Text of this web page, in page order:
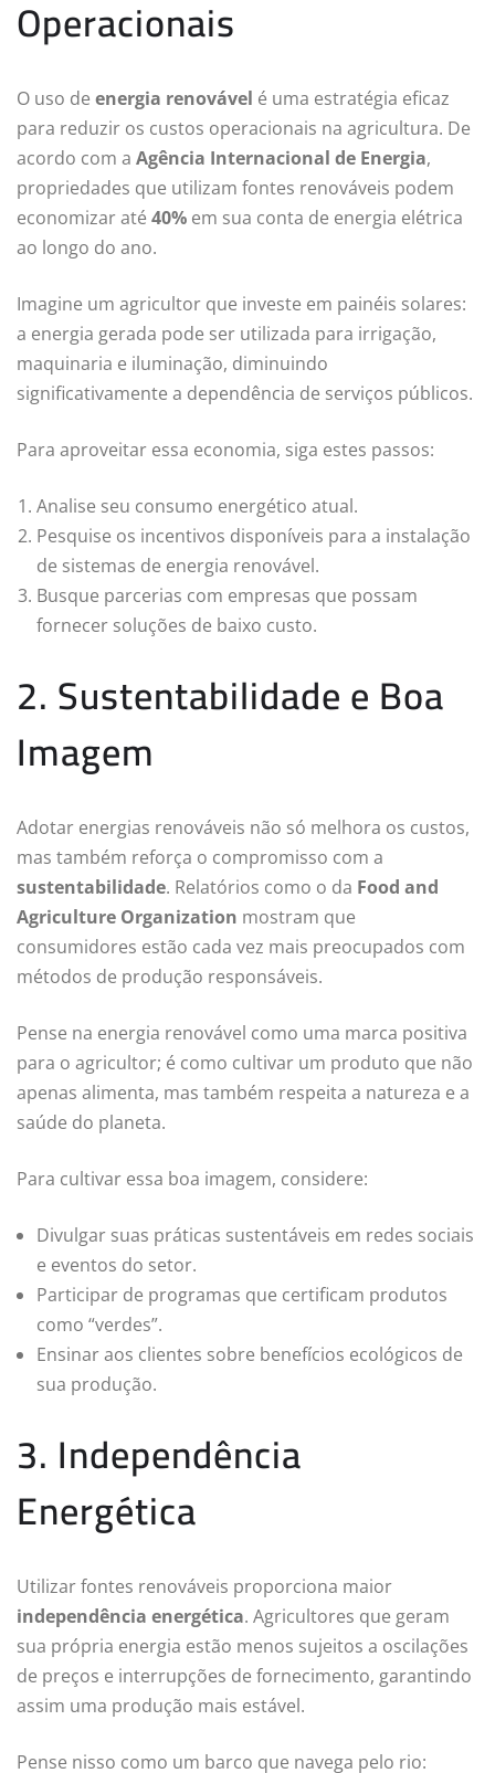
Operacionais
O uso de energia renovável é uma estratégia eficaz
para reduzir os custos operacionais na agricultura. De
acordo com a Agência Internacional de Energia,
propriedades que utilizam fontes renováveis podem
economizar até 40% em sua conta de energia elétrica
ao longo do ano.
Imagine um agricultor que investe em painéis solares:
a energia gerada pode ser utilizada para irrigação,
maquinaria e iluminação, diminuindo
significativamente a dependência de serviços públicos.
Para aproveitar essa economia, siga estes passos:
Analise seu consumo energético atual.
Pesquise os incentivos disponíveis para a instalação
de sistemas de energia renovável.
Busque parcerias com empresas que possam
fornecer soluções de baixo custo.
2. Sustentabilidade e Boa
Imagem
Adotar energias renováveis não só melhora os custos,
mas também reforça o compromisso com a
sustentabilidade. Relatórios como o da Food and
Agriculture Organization mostram que
consumidores estão cada vez mais preocupados com
métodos de produção responsáveis.
Pense na energia renovável como uma marca positiva
para o agricultor; é como cultivar um produto que não
apenas alimenta, mas também respeita a natureza e a
saúde do planeta.
Para cultivar essa boa imagem, considere:
Divulgar suas práticas sustentáveis em redes sociais
e eventos do setor.
Participar de programas que certificam produtos
como “verdes”.
Ensinar aos clientes sobre benefícios ecológicos de
sua produção.
3. Independência
Energética
Utilizar fontes renováveis proporciona maior
independência energética. Agricultores que geram
sua própria energia estão menos sujeitos a oscilações
de preços e interrupções de fornecimento, garantindo
assim uma produção mais estável.
Pense nisso como um barco que navega pelo rio: